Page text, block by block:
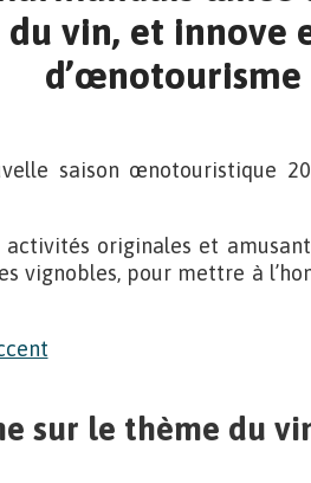
vin, et innove
d’œnotourisme
saison œnotouristique
activités originales et
vignobles, pour mettre à
sur le thème du